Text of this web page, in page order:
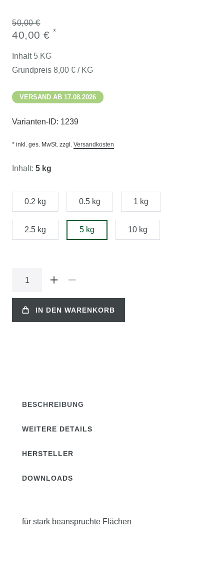
50,00 €
40,00 € *
Inhalt 5 KG
Grundpreis 8,00 € / KG
VERSAND AB 17.08.2026
Varianten-ID: 1239
* inkl. ges. MwSt. zzgl. Versandkosten
Inhalt: 5 kg
0.2 kg 0.5 kg 1 kg
2.5 kg 5 kg 10 kg
IN DEN WARENKORB
BESCHREIBUNG
WEITERE DETAILS
HERSTELLER
DOWNLOADS
für stark beanspruchte Flächen